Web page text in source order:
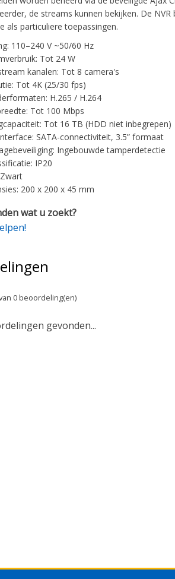
de streams kunnen bekijken. De
als particuliere toepassingen.
110–240 V ~50/60 Hz
Tot 24 W
kanalen: Tot 8 camera's
Tot 4K (25/30 fps)
H.265 / H.264
Tot 100 Mbps
Tot 16 TB (HDD niet inbegrepen)
SATA-connectiviteit, 3.5” formaat
Ingebouwde tamperdetectie
IP20
200 x 200 x 45 mm
wat u zoekt?
0 beoordeling(en)
gevonden...